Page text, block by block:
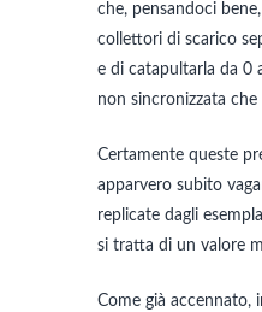
che, pensandoci
collettori di scarico
e di catapultarla da 0
non sincronizzata
Certamente queste
apparvero subito
replicate dagli
si tratta di un valore
Come già accennato,